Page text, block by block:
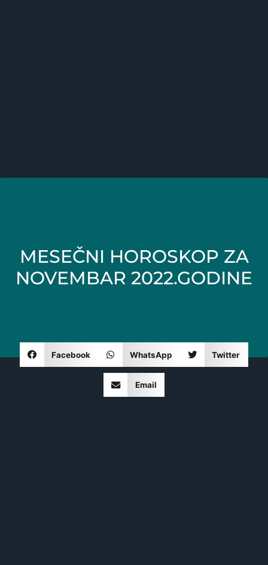
MESEČNI HOROSKOP ZA
NOVEMBAR 2022.GODINE
Facebook WhatsApp Twitter
Email